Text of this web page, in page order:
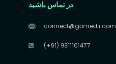
در تماس باشید
connect@gomedii.com
(+91) 9311101477